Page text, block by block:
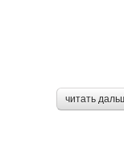
читать